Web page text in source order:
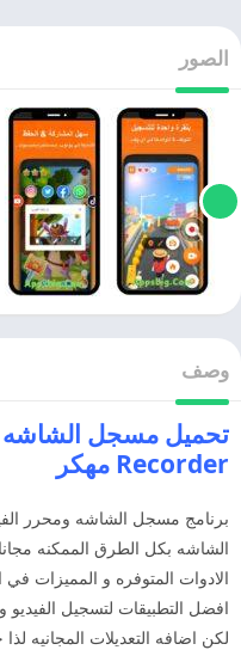
الصور
وصف
Recorder مهكر
برنامج مسجل الشاشه ومحرر
الشاشه بكل الطرق الممكنه
الادوات المتوفره و المميزات
افضل التطبيقات لتسجيل الفيديو
لكن اضافه التعديلات المجانيه